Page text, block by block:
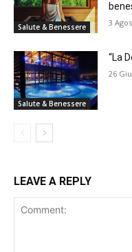
Salute & Benessere 3
Salute & Benessere
“La
26
LEAVE A REPLY